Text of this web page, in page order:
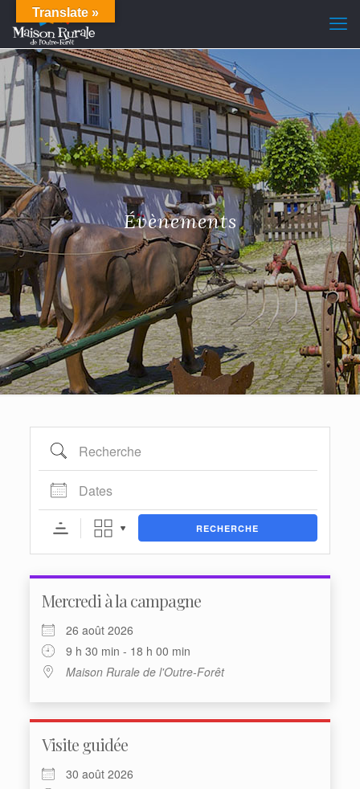
Évènements
Recherche
Dates
RECHERCHE
Mercredi à la campagne
26 août 2026
9 h 30 min - 18 h 00 min
Maison Rurale de l'Outre-Forêt
Visite guidée
30 août 2026
Translate »